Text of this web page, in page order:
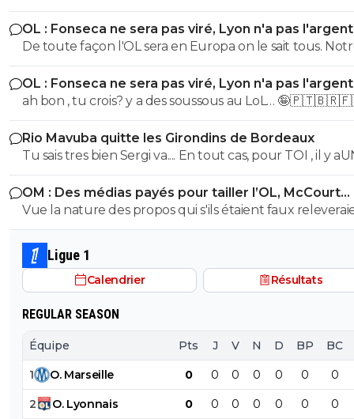
matricule !
OL : Fonseca ne sera pas viré, Lyon n'a pas
le faire
De toute façon l'OL sera en Europa on le sait tous.
grosse connerie est d'avoir vendangé la fin de saison
On est d'ailleurs dans la continuité.... Un tour préliminaire
c'est toujours une belle merde, d'autant + quand on a
budget réduit.
OL : Fonseca ne sera pas viré, Lyon n'a pas
le faire
ah bon , tu crois? y a des soussous au LoL…
Rio Mavuba quitte les Girondins de Bordeaux
Tu sais tres bien Sergi va.... En tout cas, pour TOI , il y
SEUL CLUB qui est parfait... Et qui QUOI QU IL ARRIVE
sera JMAIS critiqué par toi..... Tu te rends compte que
seul a defendre mordicus le mec qui a faillit couler
mon pauvre vieux fou... tu t'en rends compte au
OM : Des médias payés pour tailler l’OL, McCourt
accusé
Vue la nature des propos qui s'ils étaient faux
la diffamation, je penses que c'est bien documenté et
Ligue 1
Calendrier Résultats
REGULAR SEASON
Équipe Pts J V N D BP BC
1 O. Marseille 0 0 0 0 0 0 0
2 O. Lyonnais 0 0 0 0 0 0 0